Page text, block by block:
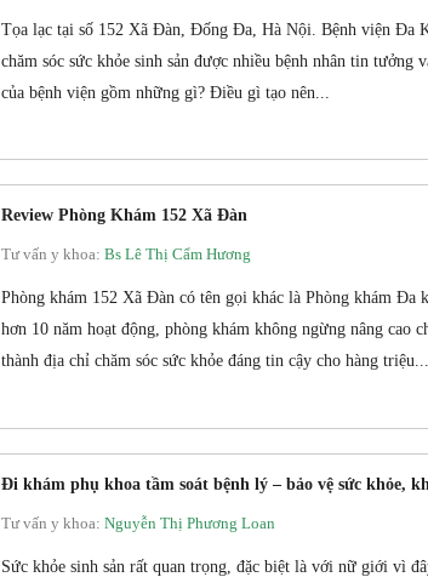
Tọa lạc tại số 152 Xã Đàn, Đống Đa, Hà Nội. Bệnh viện Đa
chăm sóc sức khỏe sinh sản được nhiều bệnh nhân tin tưởng
của bệnh viện gồm những gì? Điều gì tạo nên...
Review Phòng Khám 152 Xã Đàn
Tư vấn y khoa: Bs Lê Thị Cẩm Hương
Phòng khám 152 Xã Đàn có tên gọi khác là Phòng khám Đa
hơn 10 năm hoạt động, phòng khám không ngừng nâng cao
thành địa chỉ chăm sóc sức khỏe đáng tin cậy cho hàng triệu...
Đi khám phụ khoa tầm soát bệnh lý – bảo vệ sức khỏe,
Tư vấn y khoa: Nguyễn Thị Phương Loan
Sức khỏe sinh sản rất quan trọng, đặc biệt là với nữ giới vì